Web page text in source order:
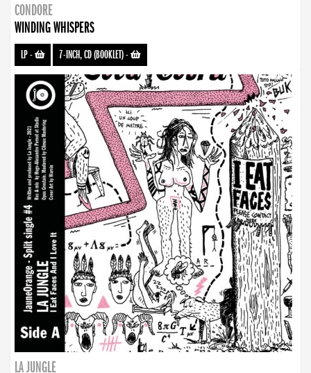
CONDORE
WINDING WHISPERS
LP- 7-INCH, CD (BOOKLET)-
LA JUNGLE